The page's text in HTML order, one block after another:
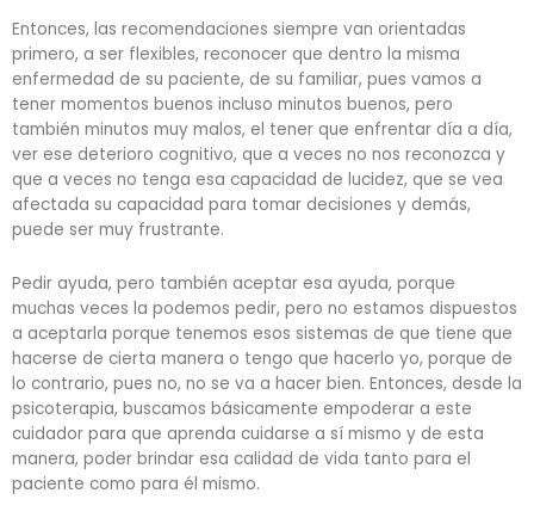
Entonces, las recomendaciones siempre van orientadas
primero, a ser flexibles, reconocer que dentro la misma
enfermedad de su paciente, de su familiar, pues vamos a
tener momentos buenos incluso minutos buenos, pero
también minutos muy malos, el tener que enfrentar día a día,
ver ese deterioro cognitivo, que a veces no nos reconozca y
que a veces no tenga esa capacidad de lucidez, que se vea
afectada su capacidad para tomar decisiones y demás,
puede ser muy frustrante.
Pedir ayuda, pero también aceptar esa ayuda, porque
muchas veces la podemos pedir, pero no estamos dispuestos
a aceptarla porque tenemos esos sistemas de que tiene que
hacerse de cierta manera o tengo que hacerlo yo, porque de
lo contrario, pues no, no se va a hacer bien. Entonces, desde la
psicoterapia, buscamos básicamente empoderar a este
cuidador para que aprenda cuidarse a sí mismo y de esta
manera, poder brindar esa calidad de vida tanto para el
paciente como para él mismo.